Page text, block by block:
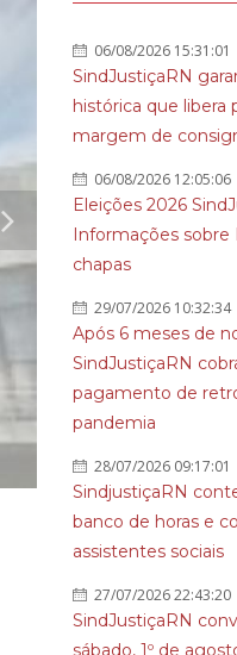
06/08/2026 15:31:01
SindJustiçaRN
histórica que libera
margem de
06/08/2026 12:05:06
Eleições 2026
Informações sobre
chapas
29/07/2026 10:32:34
Após 6 meses de
SindJustiçaRN
pagamento de
pandemia
28/07/2026 09:17:01
SindjustiçaRN
banco de horas e
assistentes sociais
27/07/2026 22:43:20
SindJustiçaRN
sábado, 1º de